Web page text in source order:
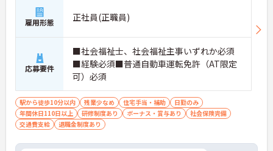
雇用形態 正社員(正職員)
応募要件
■社会福祉士、社会福祉主事いずれか必須
■経験必須■普通自動車運転免許（AT限定
可）必須
駅から徒歩10分以内 残業少なめ 住宅手当・補助
日勤のみ
年間休日110日以上
研修制度あり ボーナス・賞与あり
社会保険完備
交通費支給
退職金制度あり